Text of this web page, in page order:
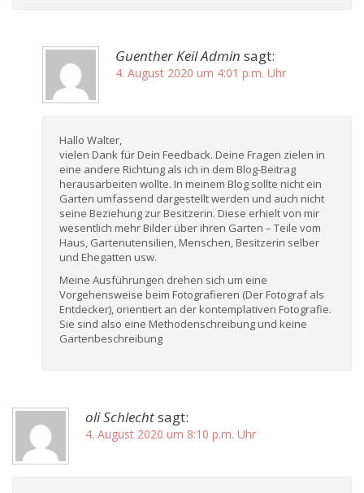
Guenther Keil Admin sagt:
4. August 2020 um 4:01 p.m. Uhr
Hallo Walter,
vielen Dank für Dein Feedback. Deine Fragen zielen in
eine andere Richtung als ich in dem Blog-Beitrag
herausarbeiten wollte. In meinem Blog sollte nicht ein
Garten umfassend dargestellt werden und auch nicht
seine Beziehung zur Besitzerin. Diese erhielt von mir
wesentlich mehr Bilder über ihren Garten – Teile vom
Haus, Gartenutensilien, Menschen, Besitzerin selber
und Ehegatten usw.
Meine Ausführungen drehen sich um eine
Vorgehensweise beim Fotografieren (Der Fotograf als
Entdecker), orientiert an der kontemplativen Fotografie.
Sie sind also eine Methodenschreibung und keine
Gartenbeschreibung
oli Schlechtsagt:
4. August 2020 um 8:10 p.m. Uhr